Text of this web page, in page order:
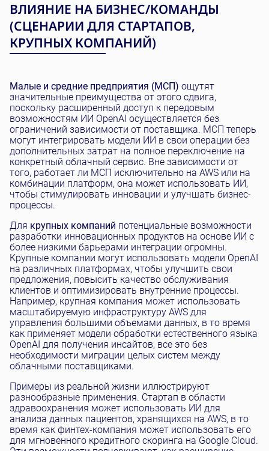
ВЛИЯНИЕ НА БИЗНЕС/КОМАНДЫ
(СЦЕНАРИИ ДЛЯ СТАРТАПОВ,
КРУПНЫХ КОМПАНИЙ)
Малые и средние предприятия (МСП) ощутят
значительные преимущества от этого сдвига,
поскольку расширенный доступ к передовым
возможностям ИИ OpenAI осуществляется без
ограничений зависимости от поставщика. МСП теперь
могут интегрировать модели ИИ в свои операции без
дополнительных затрат на полное переключение на
конкретный облачный сервис. Вне зависимости от
того, работает ли МСП исключительно на AWS или на
комбинации платформ, она может использовать ИИ,
чтобы стимулировать инновации и улучшать бизнес-
процессы.
Для крупных компаний потенциальные возможности
разработки инновационных продуктов на основе ИИ с
более низкими барьерами интеграции огромны.
Крупные компании могут использовать модели OpenAI
на различных платформах, чтобы улучшить свои
предложения, повысить качество обслуживания
клиентов и оптимизировать внутренние процессы.
Например, крупная компания может использовать
масштабируемую инфраструктуру AWS для
управления большими объемами данных, в то время
как применяет модели обработки естественного языка
OpenAI для получения инсайтов, все это без
необходимости миграции целых систем между
облачными поставщиками.
Примеры из реальной жизни иллюстрируют
разнообразные применения. Стартап в области
здравоохранения может использовать ИИ для
анализа данных пациентов, хранящихся на AWS, в то
время как финтех-компания может использовать его
для мгновенного кредитного скоринга на Google Cloud.